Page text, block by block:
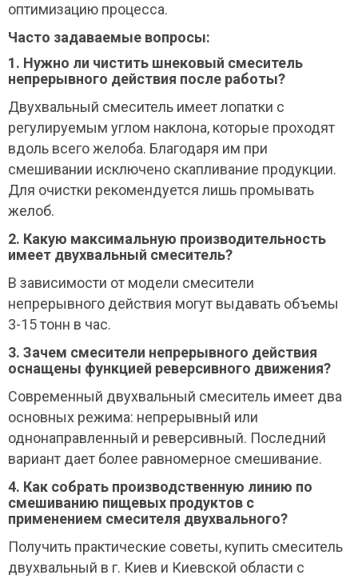
оптимизацию процесса.
Часто задаваемые вопросы:
1. Нужно ли чистить шнековый смеситель
непрерывного действия после работы?
Двухвальный смеситель имеет лопатки с
регулируемым углом наклона, которые проходят
вдоль всего желоба. Благодаря им при
смешивании исключено скапливание продукции.
Для очистки рекомендуется лишь промывать
желоб.
2. Какую максимальную производительность
имеет двухвальный смеситель?
В зависимости от модели смесители
непрерывного действия могут выдавать объемы
3-15 тонн в час.
3. Зачем смесители непрерывного действия
оснащены функцией реверсивного движения?
Современный двухвальный смеситель имеет два
основных режима: непрерывный или
однонаправленный и реверсивный. Последний
вариант дает более равномерное смешивание.
4. Как собрать производственную линию по
смешиванию пищевых продуктов с
применением смесителя двухвального?
Получить практические советы, купить смеситель
двухвальный в г. Киев и Киевской области с